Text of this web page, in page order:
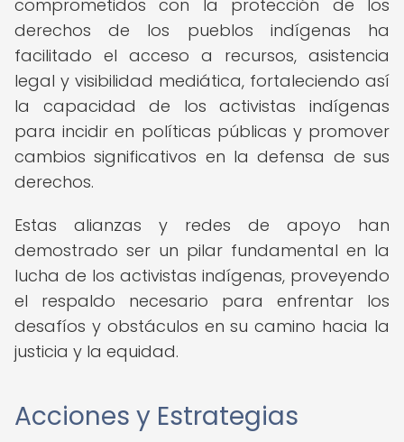
comprometidos con la protección de los
derechos de los pueblos indígenas ha
facilitado el acceso a recursos, asistencia
legal y visibilidad mediática, fortaleciendo así
la capacidad de los activistas indígenas
para incidir en políticas públicas y promover
cambios significativos en la defensa de sus
derechos.
Estas alianzas y redes de apoyo han
demostrado ser un pilar fundamental en la
lucha de los activistas indígenas, proveyendo
el respaldo necesario para enfrentar los
desafíos y obstáculos en su camino hacia la
justicia y la equidad.
Acciones y Estrategias